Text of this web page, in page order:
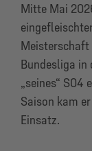
Mitte Mai
Meisterschaft
Bundesliga in
„seines“ S04
Saison kam
Einsatz.